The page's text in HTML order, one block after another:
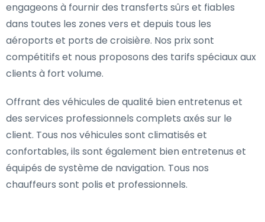
engageons à fournir des transferts sûrs et fiables
dans toutes les zones vers et depuis tous les
aéroports et ports de croisière. Nos prix sont
compétitifs et nous proposons des tarifs spéciaux aux
clients à fort volume.
Offrant des véhicules de qualité bien entretenus et
des services professionnels complets axés sur le
client. Tous nos véhicules sont climatisés et
confortables, ils sont également bien entretenus et
équipés de système de navigation. Tous nos
chauffeurs sont polis et professionnels.